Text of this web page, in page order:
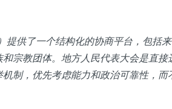
提供了一个结构化的协商平台，包括
宗教团体。地方人民代表大会是直
制，优先考虑能力和政治可靠性，